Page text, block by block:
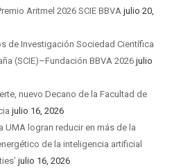
Aritmel 2026 SCIE BBVA julio 20,
de Investigación Sociedad Científica
(SCIE)–Fundación BBVA 2026 julio
nuevo Decano de la Facultad de
julio 16, 2026
UMA logran reducir en más de la
de la inteligencia artificial
julio 16, 2026